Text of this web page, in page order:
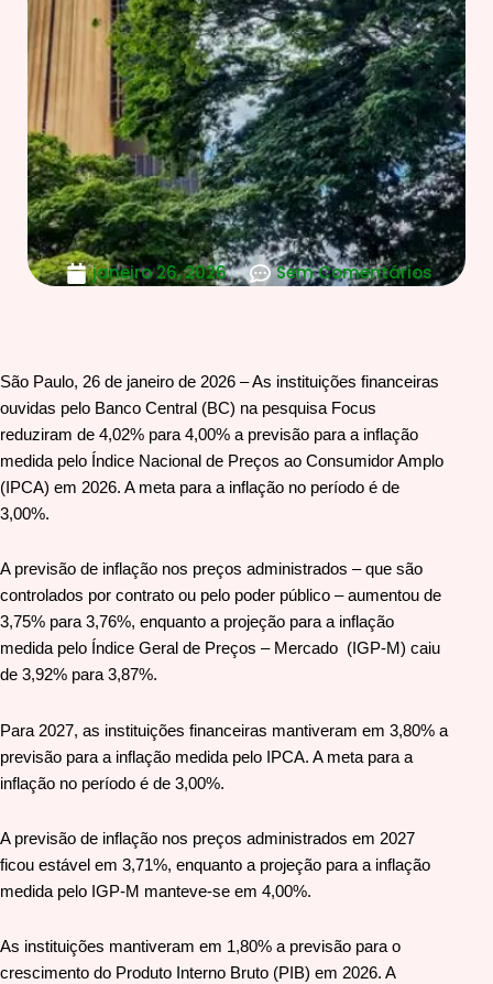
janeiro 26, 2026 Sem Comentários
São Paulo, 26 de janeiro de 2026 – As instituições financeiras
ouvidas pelo Banco Central (BC) na pesquisa Focus
reduziram de 4,02% para 4,00% a previsão para a inflação
medida pelo Índice Nacional de Preços ao Consumidor Amplo
(IPCA) em 2026. A meta para a inflação no período é de
3,00%.
A previsão de inflação nos preços administrados – que são
controlados por contrato ou pelo poder público – aumentou de
3,75% para 3,76%, enquanto a projeção para a inflação
medida pelo Índice Geral de Preços – Mercado (IGP-M) caiu
de 3,92% para 3,87%.
Para 2027, as instituições financeiras mantiveram em 3,80% a
previsão para a inflação medida pelo IPCA. A meta para a
inflação no período é de 3,00%.
A previsão de inflação nos preços administrados em 2027
ficou estável em 3,71%, enquanto a projeção para a inflação
medida pelo IGP-M manteve-se em 4,00%.
As instituições mantiveram em 1,80% a previsão para o
crescimento do Produto Interno Bruto (PIB) em 2026. A